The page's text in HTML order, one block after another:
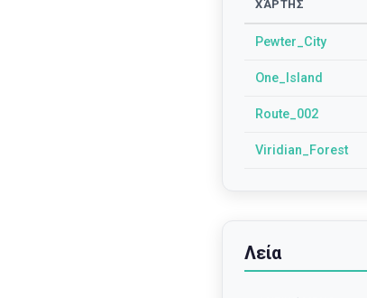
ΧΆΡΤΗΣ
Pewter_City
One_Island
Route_002
Viridian_Forest
Λεία